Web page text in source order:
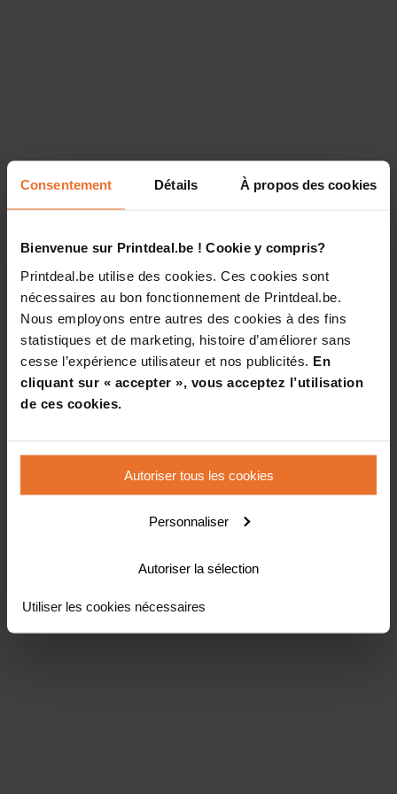
Consentement Détails À propos des cookies
Bienvenue sur Printdeal.be ! Cookie y compris?
Printdeal.be utilise des cookies. Ces cookies sont
nécessaires au bon fonctionnement de Printdeal.be.
Nous employons entre autres des cookies à des fins
statistiques et de marketing, histoire d’améliorer sans
cesse l’expérience utilisateur et nos publicités. En
cliquant sur « accepter », vous acceptez l’utilisation
de ces cookies.
Autoriser tous les cookies
Personnaliser
Autoriser la sélection
Utiliser les cookies nécessaires